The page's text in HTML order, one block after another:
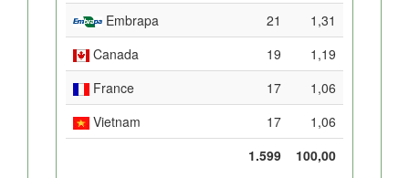
Embrapa 21
1,31
Canada
19
1,19
France
17
1,06
Vietnam
17
1,06
1.599
100,00